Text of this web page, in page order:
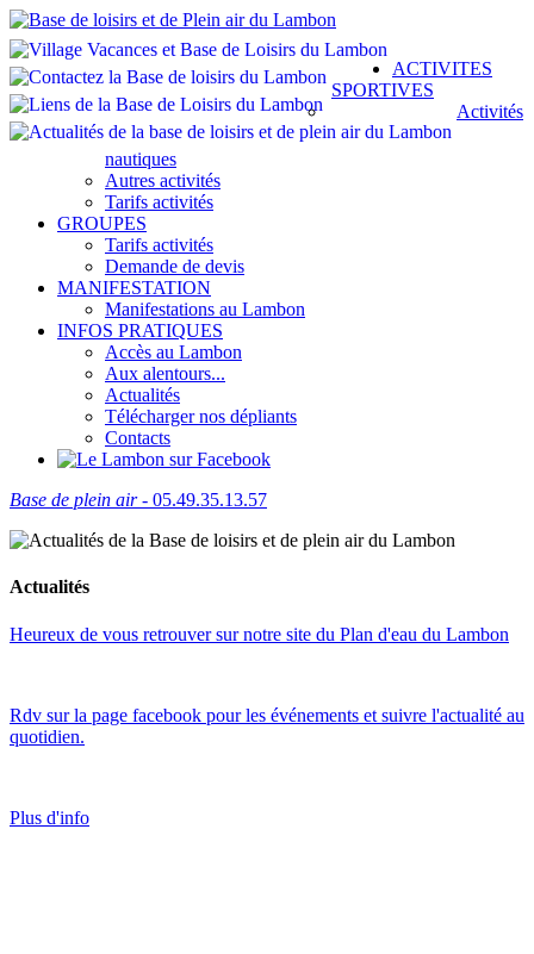
ACTIVITES
SPORTIVES
Activités
nautiques
Autres activités
Tarifs activités
GROUPES
Tarifs activités
Demande de devis
MANIFESTATION
Manifestations au Lambon
INFOS PRATIQUES
Accès au Lambon
Aux alentours...
Actualités
Télécharger nos dépliants
Contacts
Base de plein air- 05.49.35.13.57
Actualités
Heureux de vous retrouver sur notre site du Plan d'eau du Lambon
Rdv sur la page facebook pour les événements et suivre l'actualité au
quotidien.
Plus d'info